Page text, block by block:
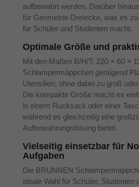
aufbewahrt werden. Darüber
für Geometrie-Dreiecke, was es zu
für Schüler und Studenten macht.
Optimale Größe und
Mit den Maßen B/H/T: 220 × 60 ×
Schlampermäppchen genügend
Utensilien, ohne dabei zu groß
Die kompakte Größe macht es
in einem Rucksack oder einer
während es gleichzeitig eine
Aufbewahrungslösung bietet.
Vielseitig einsetzbar für
Aufgaben
Die BRUNNEN
ideale Wahl für Schüler, Studenten